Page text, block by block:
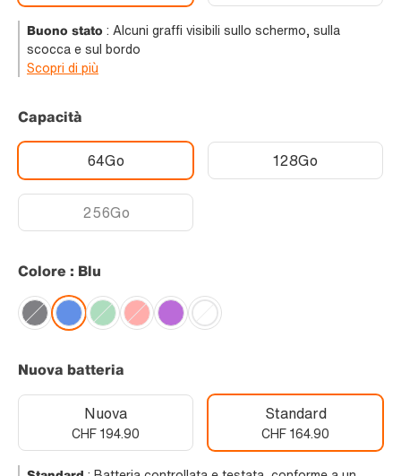
Buono stato: Alcuni graffi visibili sullo schermo, sulla
scocca e sul bordo
Scopri di più
Capacità
64Go 128Go
256Go
Colore : Blu
Nuova batteria
Nuova
CHF 194.90
Standard
CHF 164.90